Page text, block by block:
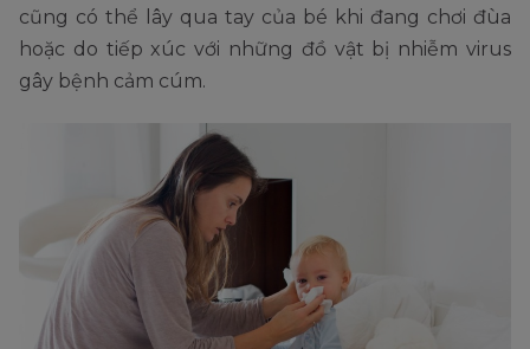
cũng có thể lây qua tay của bé khi đang chơi đùa
hoặc do tiếp xúc với những đồ vật bị nhiễm virus
gây bệnh cảm cúm.